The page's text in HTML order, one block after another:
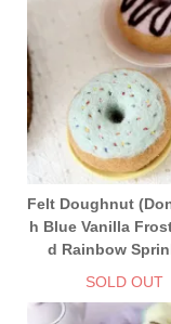
Felt Doughnut
h Blue Vanilla
d Rainbow
SOLD OUT